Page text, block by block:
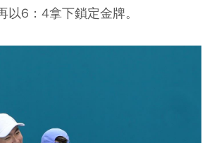
以6：4拿下鎖定金牌。